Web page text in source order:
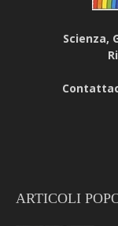
Scienza,
ARTICOLI